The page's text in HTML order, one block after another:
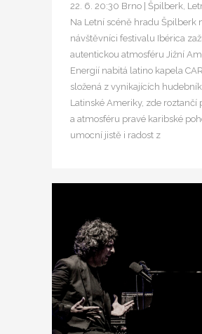
22. 6. 20:30 Brno | Špilberk,
Na Letní scéně hradu Špilberk
návštěvníci festivalu Ibérica
autentickou atmosféru Jižní
Energií nabitá latino kapela
složená z vynikajících
Latinské Ameriky, zde roztančí
a atmosféru pravé karibské
umocní jistě i radost z